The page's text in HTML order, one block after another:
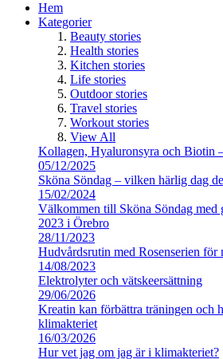
Hem
Kategorier
Beauty stories
Health stories
Kitchen stories
Life stories
Outdoor stories
Travel stories
Workout stories
View All
Kollagen, Hyaluronsyra och Biotin
05/12/2025
Sköna Söndag – vilken härlig dag
15/02/2024
Välkommen till Sköna Söndag med
2023 i Örebro
28/11/2023
Hudvårdsrutin med Rosenserien för
14/08/2023
Elektrolyter och vätskeersättning
29/06/2026
Kreatin kan förbättra träningen och
klimakteriet
16/03/2026
Hur vet jag om jag är i klimakteriet?